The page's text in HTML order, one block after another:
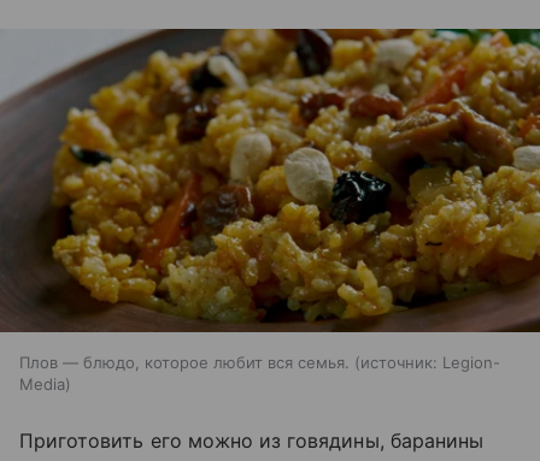
Плов — блюдо, которое любит вся семья. источник: Legion-
Media
Приготовить его можно из говядины, баранины